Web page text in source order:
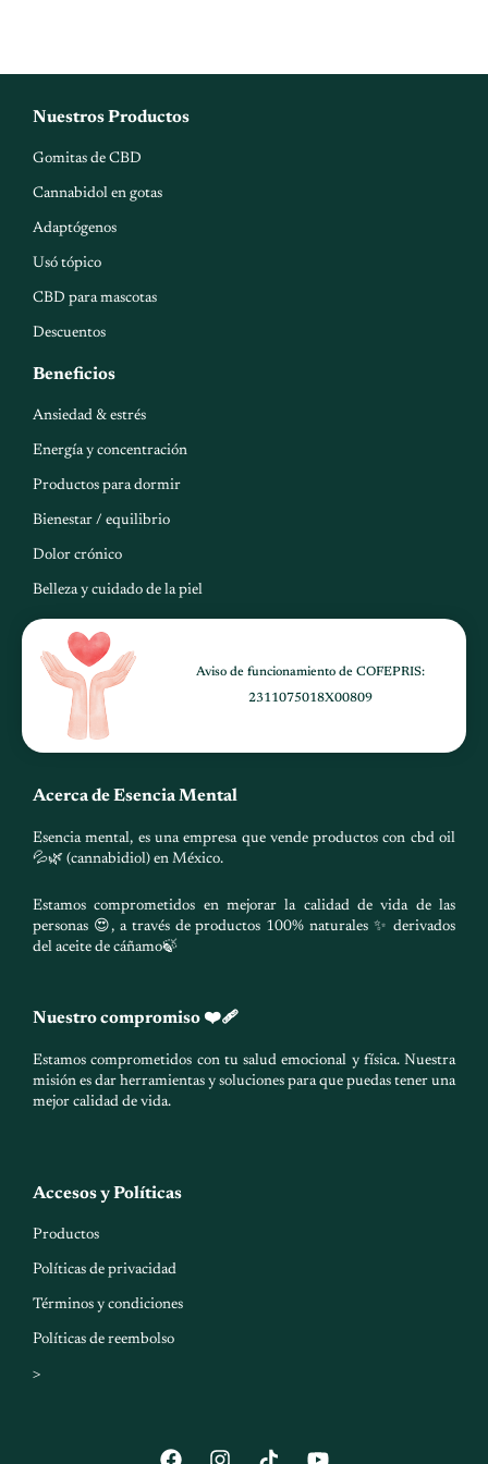
Nuestros Productos
Gomitas de CBD
Cannabidol en gotas
Adaptógenos
Usó tópico
CBD para mascotas
Descuentos
Beneficios
Ansiedad & estrés
Energía y concentración
Productos para dormir
Bienestar / equilibrio
Dolor crónico
Belleza y cuidado de la piel
Aviso de funcionamiento de COFEPRIS:
2311075018X00809
Acerca de Esencia Mental
Esencia mental, es una empresa que vende productos con cbd oil
💦🌿 (cannabidiol) en México.
Estamos comprometidos en mejorar la calidad de vida de las
personas 😍, a través de productos 100% naturales ✨ derivados
del aceite de cáñamo🍃
Nuestro compromiso ❤️‍🩹
Estamos comprometidos con tu salud emocional y física. Nuestra
misión es dar herramientas y soluciones para que puedas tener una
mejor calidad de vida.
Accesos y Políticas
Productos
Políticas de privacidad
Términos y condiciones
Políticas de reembolso
>
F
I
Y